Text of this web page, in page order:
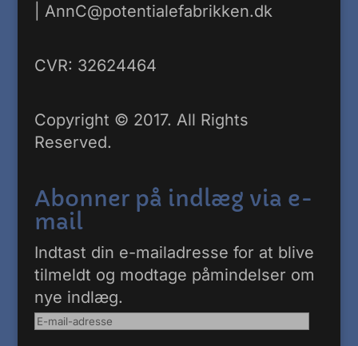
AnnC@potentialefabrikken.dk
CVR: 32624464
Copyright © 2017. All Rights
Reserved.
Abonner på indlæg via e-
mail
Indtast din e-mailadresse for at blive
tilmeldt og modtage påmindelser om
nye indlæg.
E-